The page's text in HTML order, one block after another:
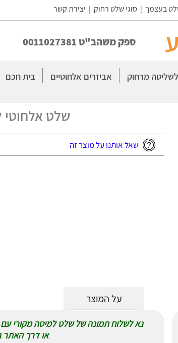
בעצמך |סוגי שלט רחוק | יצירת קשר
ספק משהב"ט 0011027381
אביזרים אלחוטיים בית חכם
שלט אלחוטי
שאל אותנו על מוצר זה
על המוצר
או דרך האתר